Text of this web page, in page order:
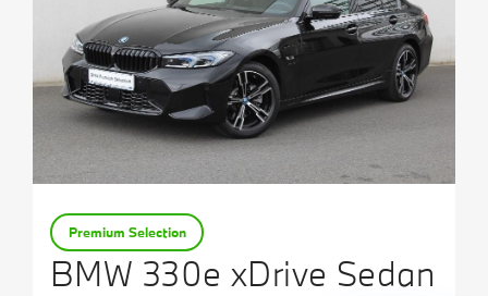
BMW 330e xDrive Sedan
Premium Selection